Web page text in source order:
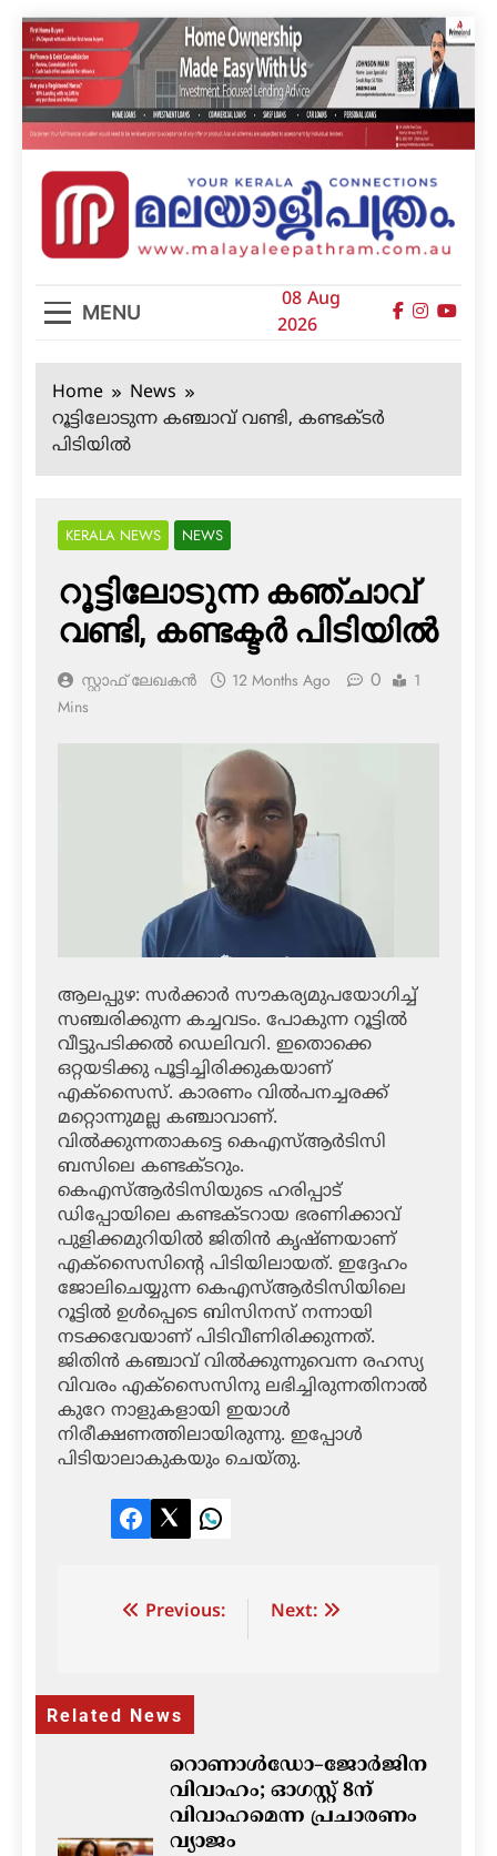
Skip
to
content
മലയാളിപത്രം
MENU
08 Aug
2026
Home
News
റൂട്ടിലോടുന്ന കഞ്ചാവ് വണ്ടി, കണ്ടക്ടര്‍
പിടിയില്‍
KERALA NEWS NEWS
റൂട്ടിലോടുന്ന കഞ്ചാവ്
വണ്ടി, കണ്ടക്ടര്‍ പിടിയില്‍
സ്റ്റാഫ് ലേഖകൻ 12 Months Ago 0
1
Mins
ആലപ്പുഴ: സര്‍ക്കാര്‍ സൗകര്യമുപയോഗിച്ച്
സഞ്ചരിക്കുന്ന കച്ചവടം. പോകുന്ന റൂട്ടില്‍
വീട്ടുപടിക്കല്‍ ഡെലിവറി. ഇതൊക്കെ
ഒറ്റയടിക്കു പൂട്ടിച്ചിരിക്കുകയാണ്
എക്‌സൈസ്. കാരണം വില്‍പനച്ചരക്ക്
മറ്റൊന്നുമല്ല കഞ്ചാവാണ്.
വില്‍ക്കുന്നതാകട്ടെ കെഎസ്ആര്‍ടിസി
ബസിലെ കണ്ടക്ടറും.
കെഎസ്ആര്‍ടിസിയുടെ ഹരിപ്പാട്
ഡിപ്പോയിലെ കണ്ടക്ടറായ ഭരണിക്കാവ്
പുളിക്കമുറിയില്‍ ജിതിന്‍ കൃഷ്ണയാണ്
എക്‌സൈസിന്റെ പിടിയിലായത്. ഇദ്ദേഹം
ജോലിചെയ്യുന്ന കെഎസ്ആര്‍ടിസിയിലെ
റൂട്ടില്‍ ഉള്‍പ്പെടെ ബിസിനസ് നന്നായി
നടക്കവേയാണ് പിടിവീണിരിക്കുന്നത്.
ജിതിന്‍ കഞ്ചാവ് വില്‍ക്കുന്നുവെന്ന രഹസ്യ
വിവരം എക്‌സൈസിനു ലഭിച്ചിരുന്നതിനാല്‍
കുറേ നാളുകളായി ഇയാള്‍
നിരീക്ഷണത്തിലായിരുന്നു. ഇപ്പോള്‍
പിടിയാലാകുകയും ചെയ്തു.
Facebook
TwitterLinkedIn
Post Previous: Next:
Related News
റൊണാൾഡോ–ജോർജിന
വിവാഹം; ഓഗസ്റ്റ് 8ന്
വിവാഹമെന്ന പ്രചാരണം
വ്യാജം